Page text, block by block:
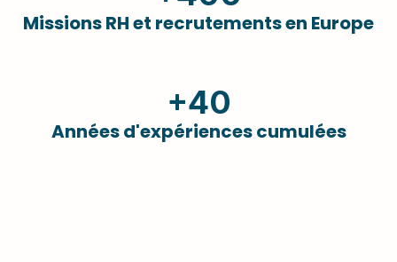
Missions RH et recrutements en Europe
+40
Années d'expériences cumulées